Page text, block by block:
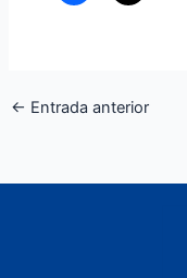
← Entrada anterior